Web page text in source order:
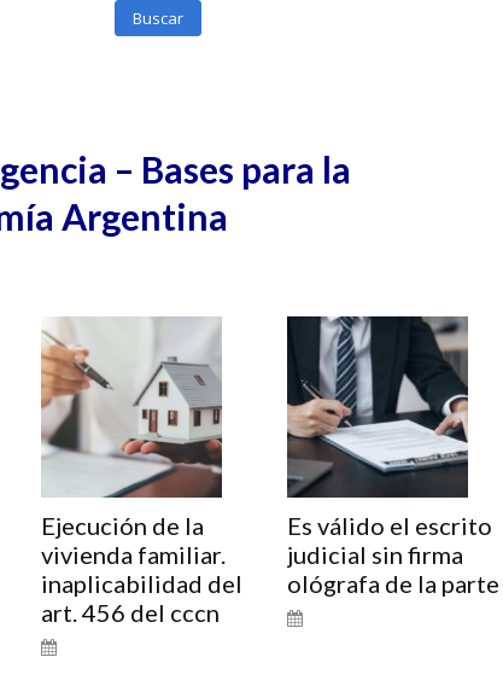
Buscar
– Bases para la
Argentina
Ejecución de la
vivienda familiar.
inaplicabilidad del
art. 456 del cccn
Es válido el escrito
judicial sin firma
ológrafa de la parte